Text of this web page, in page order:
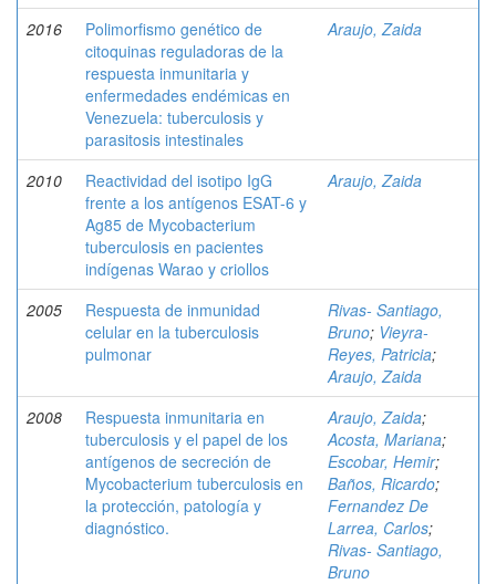
2016
Polimorfismo genético de
citoquinas reguladoras de la
respuesta inmunitaria y
enfermedades endémicas en
Venezuela: tuberculosis y
parasitosis intestinales
Araujo, Zaida
2010
Reactividad del isotipo IgG
frente a los antígenos ESAT-6 y
Ag85 de Mycobacterium
tuberculosis en pacientes
indígenas Warao y criollos
Araujo, Zaida
2005
Respuesta de inmunidad
celular en la tuberculosis
pulmonar
Rivas- Santiago,
Bruno; Vieyra-
Reyes, Patricia;
Araujo, Zaida
2008
Respuesta inmunitaria en
tuberculosis y el papel de los
antígenos de secreción de
Mycobacterium tuberculosis en
la protección, patología y
diagnóstico.
Araujo, Zaida;
Acosta, Mariana;
Escobar, Hemir;
Baños, Ricardo;
Fernandez De
Larrea, Carlos;
Rivas- Santiago,
Bruno